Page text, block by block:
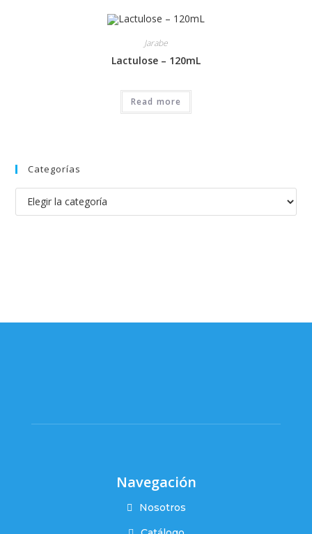
Jarabe
Lactulose – 120mL
Read more
Categorías
Navegación
Nosotros